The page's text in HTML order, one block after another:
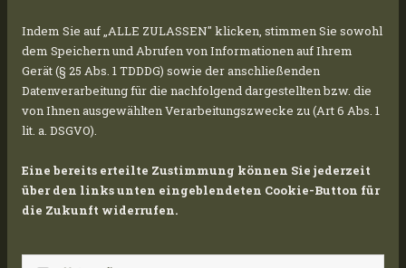
I moduli saranno montati su tavoli di supporto
in gruppi di tre file, ognuna composta da 28
saranno sorretti da oltre 12.000 pali. Per
garantire la stabilità necessaria, i pali devono
Indem Sie auf „ALLE ZULASSEN" klicken, stimmen Sie sowohl
dem Speichern und Abrufen von Informationen auf Ihrem
Gerät (§ 25 Abs. 1 TDDDG) sowie der anschließenden
Datenverarbeitung für die nachfolgend dargestellten bzw. die
von Ihnen ausgewählten Verarbeitungszwecke zu (Art 6 Abs. 1
lit. a. DSGVO).
Eine bereits erteilte Zustimmung können Sie jederzeit
über den links unten eingeblendeten Cookie-Button für
die Zukunft widerrufen.